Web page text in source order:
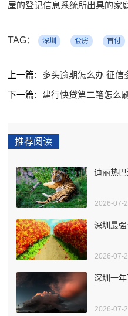
屋的登记信息系统所出具的家
TAG： 深圳 套房 首付
上一篇:
多头逾期怎么办 征信
下一篇:
建行快贷第二笔怎么
推荐阅读
迪丽热
2026-07-
深圳最
2026-07-
深圳一
2026-07-